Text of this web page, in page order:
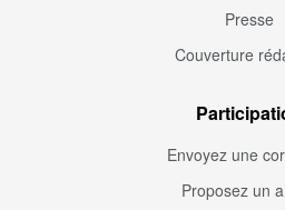
Presse
Couverture
Envoyez une
Proposez un